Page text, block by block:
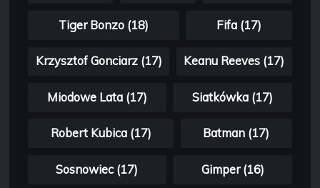
Tiger Bonzo (18) Fifa (17)
Krzysztof Gonciarz (17) Keanu Reeves (17)
Miodowe Lata (17) Siatkówka (17)
Robert Kubica (17) Batman (17)
Sosnowiec (17) Gimper (16)